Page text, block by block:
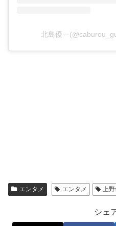
北島優一
エンタメ エンタメ 上
シェ